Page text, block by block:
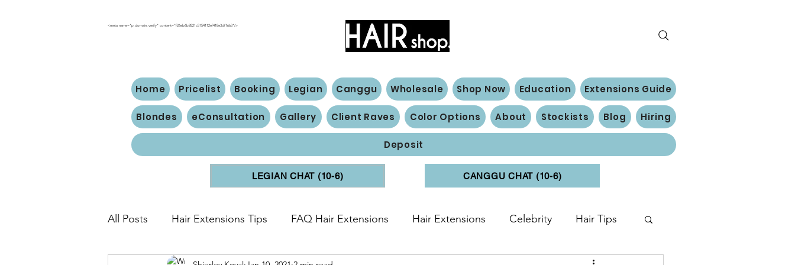
<meta name="p:domain_verify" content="f26eb6b2821c5154112ef418e3df1663"/>
Home Pricelist Booking Legian Canggu Wholesale Shop Now Education Extensions Guide
Blondes eConsultation Gallery Client Raves Color Options About Stockists Blog Hiring
Deposit
LEGIAN CHAT (10-6) CANGGU CHAT (10-6)
All Posts Hair Extensions Tips FAQ Hair Extensions Hair Extensions Celebrity Hair Tips